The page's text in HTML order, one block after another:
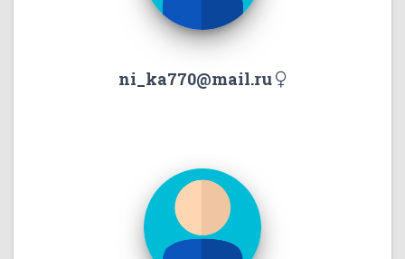
ni_ka770@mail.ru